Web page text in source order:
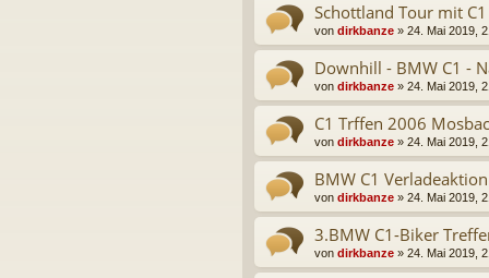
Schottland Tour mit
von dirkbanze » 24. Mai 2019,
Downhill - BMW C1 -
von dirkbanze » 24. Mai 2019,
C1 Trffen 2006
von dirkbanze » 24. Mai 2019,
BMW C1 Verladeaktion
von dirkbanze » 24. Mai 2019,
3.BMW C1-Biker
von dirkbanze » 24. Mai 2019,